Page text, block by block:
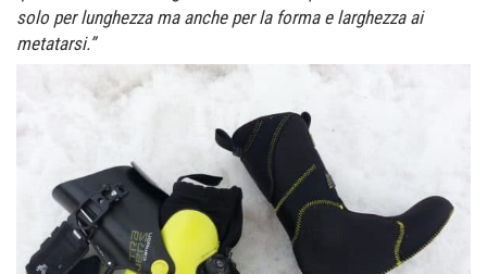
solo per lunghezza ma anche per la forma e larghezza ai
metatarsi.”